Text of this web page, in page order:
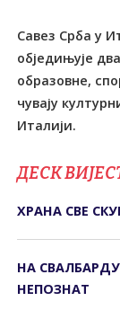
Савез Срба у
обједињује
образовне,
чувају
Италији.
ДЕСК
ХРАНА СВЕ
НА
НЕПОЗНАТ